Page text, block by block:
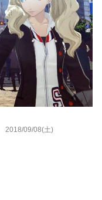
2018/09/08(土)